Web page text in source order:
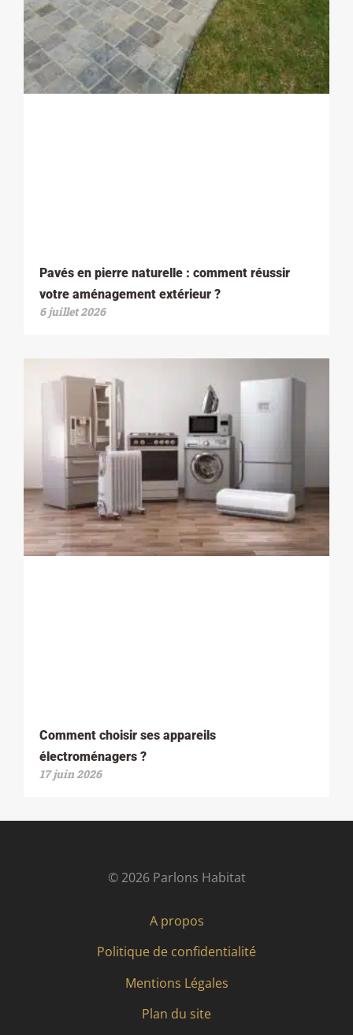
Pavés en pierre naturelle : comment réussir
votre aménagement extérieur ?
6 juillet 2026
Comment choisir ses appareils
électroménagers ?
17 juin 2026
© 2026 Parlons Habitat
A propos
Politique de confidentialité
Mentions Légales
Plan du site